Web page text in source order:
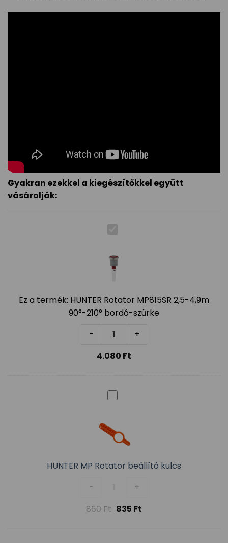
Gyakran ezekkel a kiegészítőkkel együtt
vásárolják:
Ez a termék: HUNTER Rotator MP815SR 2,5-4,9m
90°-210° bordó-szürke
-
HUNTER Rotator MP815SR
+
4.080 Ft
HUNTER MP Rotator beállító kulcs
-
+
860Ft 835 Ft